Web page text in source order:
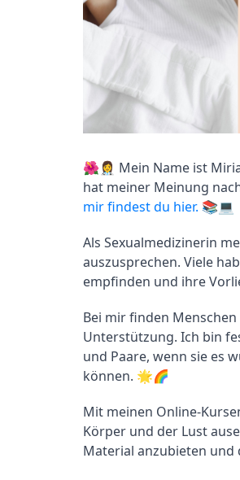
🌺👩‍⚕️ Mein Name ist
hat meiner Meinung
mir findest du hier. 📚💻
Als Sexualmedizinerin
auszusprechen. Viele
empfinden und ihre
Bei mir finden
Unterstützung. Ich bin
und Paare, wenn sie es
können. 🌟🌈
Mit meinen Online-
Körper und der Lust
Material anzubieten und